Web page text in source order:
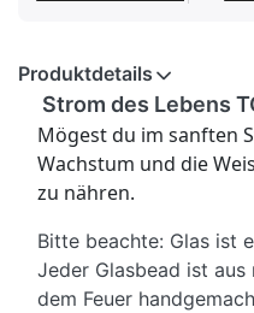
Produktdetails
Strom des Lebens
Mögest du im sanften
Wachstum und die
zu nähren.
Bitte beachte: Glas ist
Jeder Glasbead ist
dem Feuer